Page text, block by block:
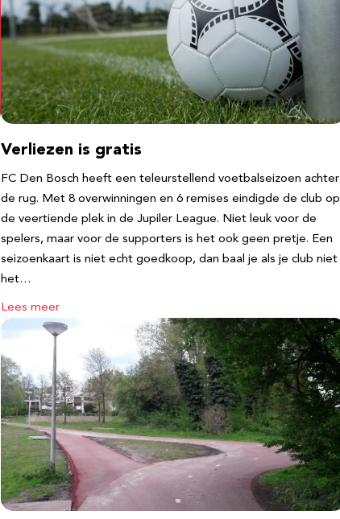
Verliezen is gratis
FC Den Bosch heeft een teleurstellend voetbalseizoen achter
de rug. Met 8 overwinningen en 6 remises eindigde de club op
de veertiende plek in de Jupiler League. Niet leuk voor de
spelers, maar voor de supporters is het ook geen pretje. Een
seizoenkaart is niet echt goedkoop, dan baal je als je club niet
het…
Lees meer